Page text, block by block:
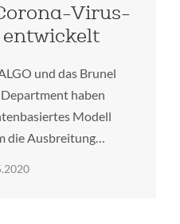
Virus-
und das Brunel
haben
Modell
die Ausbreitung…